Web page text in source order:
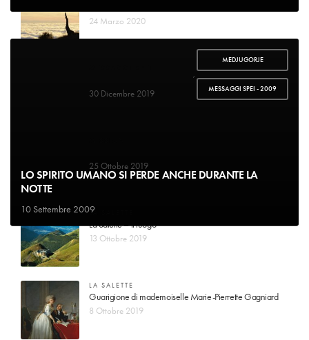
MEDJUGORJE
,
MESSAGGI SPEI - 2009
LO SPIRITO UMANO SI PERDE ANCHE DURANTE LA
NOTTE
10 Settembre 2009
24 Marzo 2020
30 Dicembre 2019
25 Ottobre 2019
LA SALETTE
La Salette – il luogo
13 Ottobre 2019
LA SALETTE
Guarigione di mademoiselle Marie-Pierrette Gagniard
8 Ottobre 2019